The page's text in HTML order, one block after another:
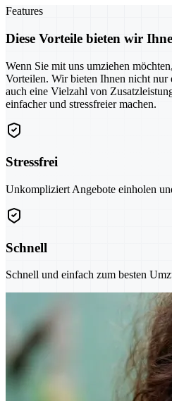
Features
Diese Vorteile bieten wir
Wenn Sie mit uns umziehen
Vorteilen. Wir bieten Ihnen nicht nur
auch eine Vielzahl von
einfacher und stressfreier machen.
Stressfrei
Unkompliziert Angebote einholen
Schnell
Schnell und einfach zum besten